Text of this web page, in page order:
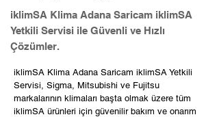
iklimSA Klima Adana Saricam iklimSA
Yetkili Servisi ile Güvenli ve Hızlı
Çözümler.
iklimSA Klima Adana Saricam iklimSA Yetkili
Servisi, Sigma, Mitsubishi ve Fujitsu
markalarının klimaları başta olmak üzere tüm
iklimSA ürünleri için güvenilir bakım ve onarım